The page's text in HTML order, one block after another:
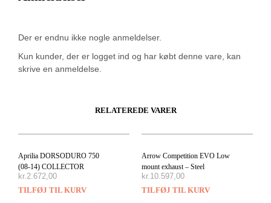
Der er endnu ikke nogle anmeldelser.
Kun kunder, der er logget ind og har købt denne vare, kan
skrive en anmeldelse.
RELATEREDE VARER
Aprilia DORSODURO 750
(08-14) COLLECTOR
kr.2.672,00
TILFØJ TIL KURV
Arrow Competition EVO Low
mount exhaust – Steel
kr.10.597,00
TILFØJ TIL KURV